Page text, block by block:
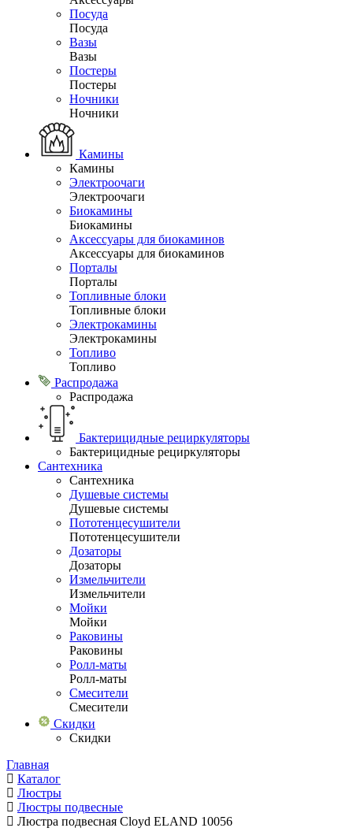
Посуда
Посуда
Вазы
Вазы
Постеры
Постеры
Ночники
Ночники
Камины
Камины
Электроочаги
Электроочаги
Биокамины
Биокамины
Аксессуары для биокаминов
Аксессуары для биокаминов
Порталы
Порталы
Топливные блоки
Топливные блоки
Электрокамины
Электрокамины
Топливо
Топливо
Распродажа
Распродажа
Бактерицидные рециркуляторы
Бактерицидные рециркуляторы
Сантехника
Сантехника
Душевые системы
Душевые системы
Пототенцесушители
Пототенцесушители
Дозаторы
Дозаторы
Измельчители
Измельчители
Мойки
Мойки
Раковины
Раковины
Ролл-маты
Ролл-маты
Смесители
Смесители
Скидки
Скидки
Главная
Каталог
Люстры
Люстры подвесные
Люстра подвесная Cloyd ELAND 10056